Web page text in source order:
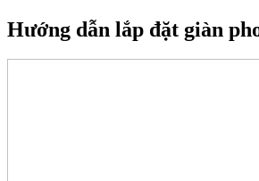
Hướng dẫn lắp đặt giàn